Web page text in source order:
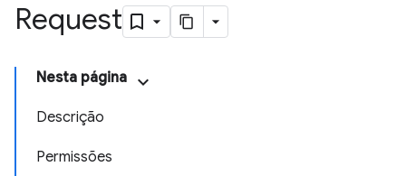
Request
Nesta página
Descrição
Permissões